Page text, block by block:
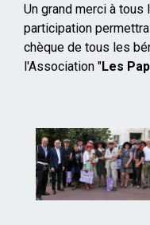
Un grand merci à
participation
chèque de tous les
l'Association "Les